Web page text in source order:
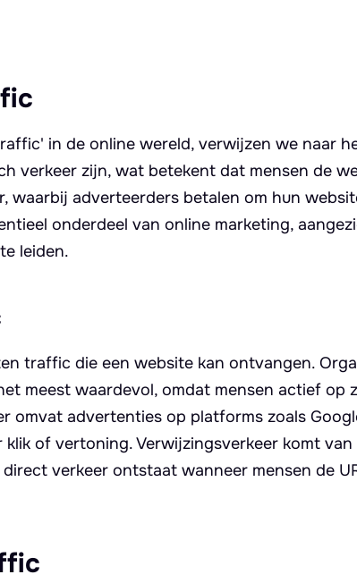
in de online wereld, verwijzen we naar
verkeer zijn, wat betekent dat mensen de
waarbij adverteerders betalen om hun
onderdeel van online marketing,
leiden.
traffic die een website kan ontvangen.
meest waardevol, omdat mensen actief
omvat advertenties op platforms zoals
of vertoning. Verwijzingsverkeer komt
verkeer ontstaat wanneer mensen de